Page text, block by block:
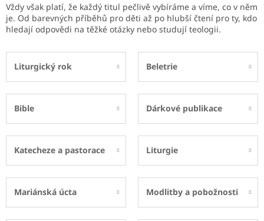
Vždy však platí, že každý titul pečlivě vybíráme a víme, co v něm
je. Od barevných příběhů pro děti až po hlubší čtení pro ty, kdo
hledají odpovědi na těžké otázky nebo studují teologii.
Liturgický rok Beletrie
Bible Dárkové publikace
Katecheze a pastorace Liturgie
Mariánská úcta Modlitby a pobožnosti